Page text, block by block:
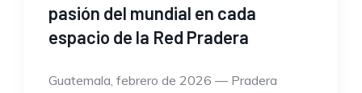
pasión del mundial en cada
espacio de la Red Pradera
Guatemala, febrero de 2026 — Pradera